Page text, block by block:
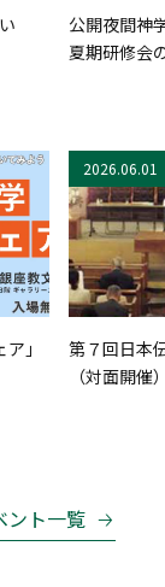
公開夜間神
夏期研修会
」
2026.06.01
第７回日本
（対面開催）
ント一覧